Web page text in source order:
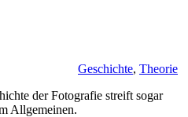
Geschichte, Theorie
der Fotografie streift sogar
Allgemeinen.